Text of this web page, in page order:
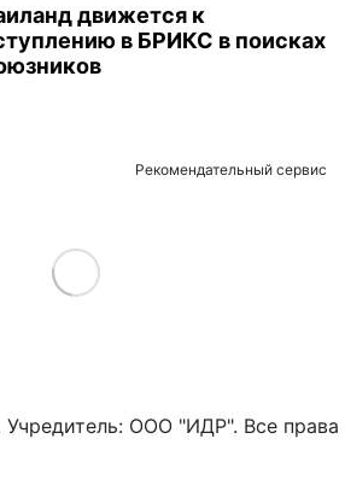
движется к
в БРИКС в поисках
Рекомендательный сервис
Load More
ООО "ИДР". Все права